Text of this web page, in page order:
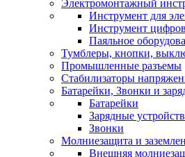
Электромонтажный
Инструмент для
Инструмент
Паяльное
Тумблеры, кнопки,
Промышленные разъемы
Стабилизаторы
Батарейки, Звонки и
Батарейки
Зарядные
Звонки
Молниезащита и
Внешняя